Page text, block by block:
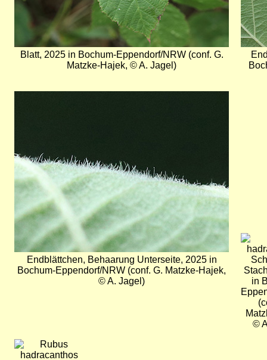
Blatt, 2025 in Bochum-Eppendorf/NRW (conf. G.
Matzke-Hajek, © A. Jagel)
Endblättchen, Behaarung Unterseite, 2025 in
Bochum-Eppendorf/NRW (conf. G. Matzke-Hajek,
© A. Jagel)
Bild
in
©
Bild